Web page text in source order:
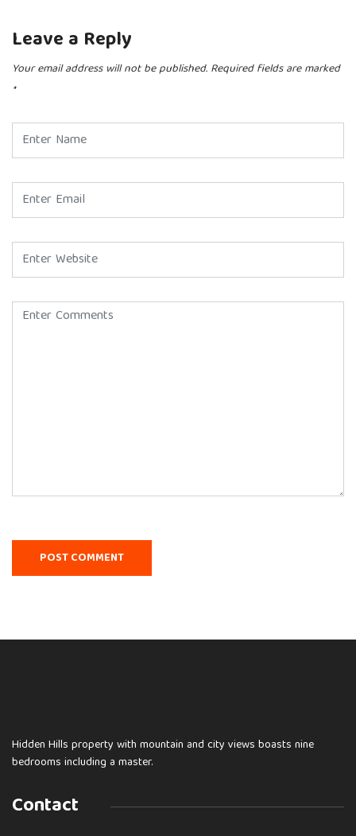
Leave a Reply
Your email address will not be published. Required fields are marked
*
Hidden Hills property with mountain and city views boasts nine
bedrooms including a master.
Contact